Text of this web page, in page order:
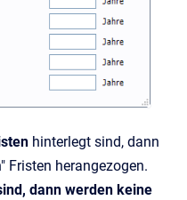
hinterlegt sind, dann
Fristen herangezogen.
dann werden keine